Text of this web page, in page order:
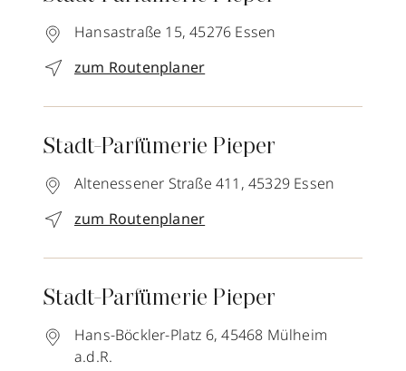
Hansastraße 15, 45276 Essen
zum Routenplaner
Stadt-Parfümerie Pieper
Altenessener Straße 411, 45329 Essen
zum Routenplaner
Stadt-Parfümerie Pieper
Hans-Böckler-Platz 6, 45468 Mülheim
a.d.R.